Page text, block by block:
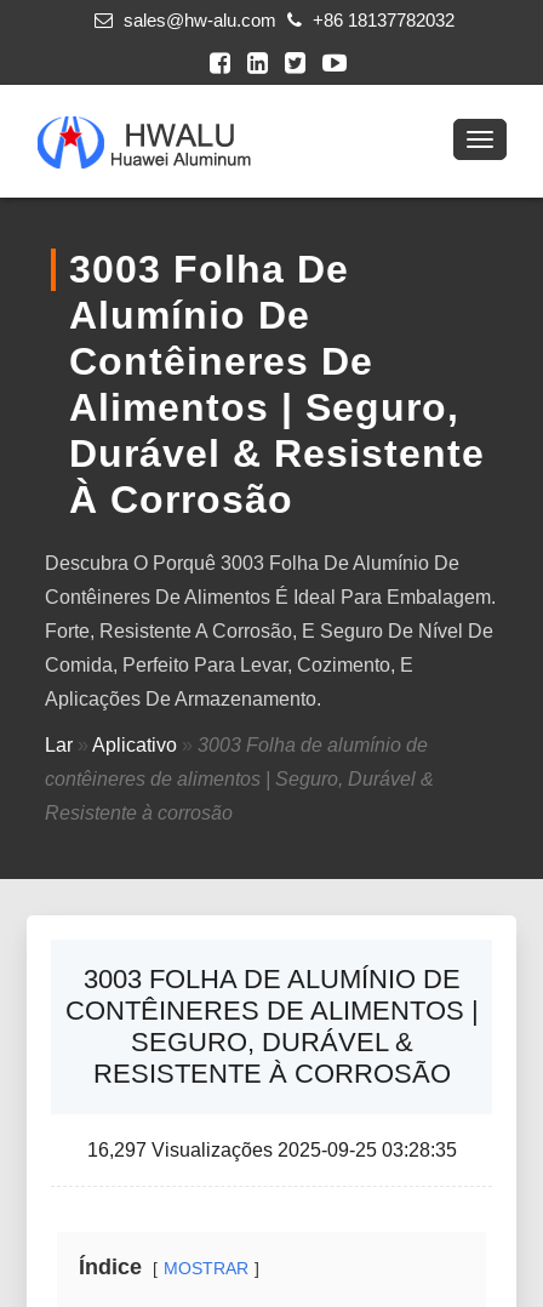
sales@hw-alu.com +86 18137782032
3003 Folha De
Alumínio De
Contêineres De
Alimentos | Seguro,
Durável & Resistente
À Corrosão
Descubra O Porquê 3003 Folha De Alumínio De
Contêineres De Alimentos É Ideal Para Embalagem.
Forte, Resistente A Corrosão, E Seguro De Nível De
Comida, Perfeito Para Levar, Cozimento, E
Aplicações De Armazenamento.
Lar »Aplicativo »3003 Folha de alumínio de
contêineres de alimentos | Seguro, Durável &
Resistente à corrosão
3003 FOLHA DE ALUMÍNIO DE
CONTÊINERES DE ALIMENTOS |
SEGURO, DURÁVEL &
RESISTENTE À CORROSÃO
16,297 Visualizações 2025-09-25 03:28:35
Índice MOSTRAR